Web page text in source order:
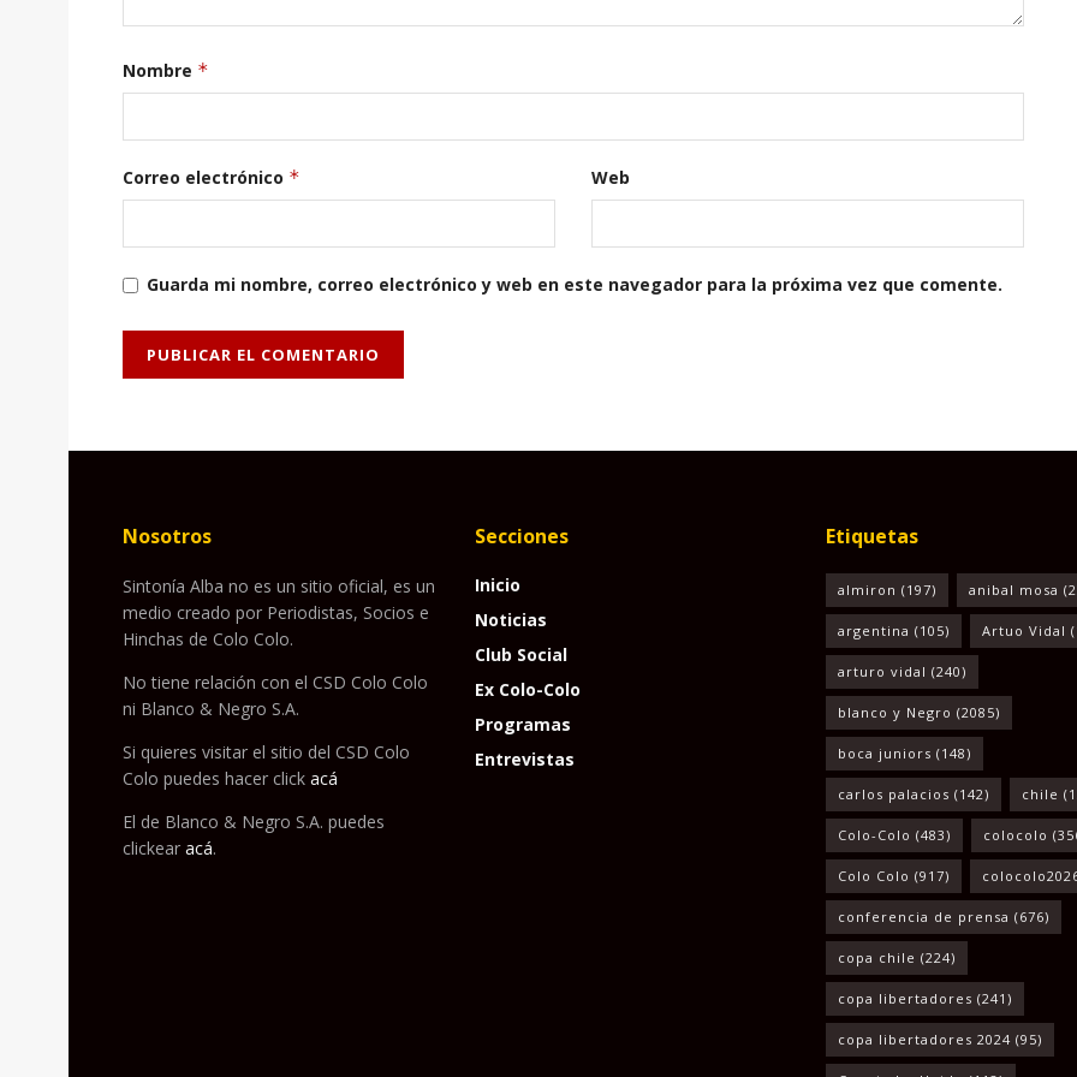
Nombre *
Correo electrónico * Web
Guarda mi nombre, correo electrónico y web en este navegador para la próxima vez que comente.
Nosotros
Sintonía Alba no es un sitio oficial, es un
medio creado por Periodistas, Socios e
Hinchas de Colo Colo.
No tiene relación con el CSD Colo Colo
ni Blanco & Negro S.A.
Si quieres visitar el sitio del CSD Colo
Colo puedes hacer click acá
El de Blanco & Negro S.A. puedes
clickear acá.
Secciones
Inicio
Noticias
Club Social
Ex Colo-Colo
Programas
Entrevistas
Etiquetas
almiron (197) anibal mosa
argentina (105) Artuo Vidal
arturo vidal (240)
blanco y Negro (2085)
boca juniors (148)
carlos palacios (142) chile
Colo-Colo (483) colocolo
Colo Colo (917)
conferencia de prensa (676)
copa chile (224)
copa libertadores (241)
copa libertadores 2024 (95)